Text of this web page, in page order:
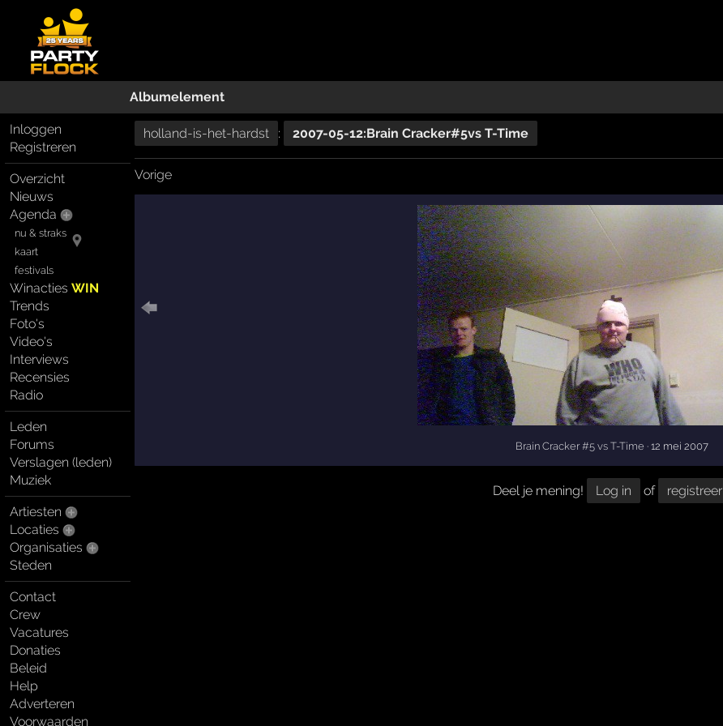
Albumelement
Inloggen
Registreren
Overzicht
Nieuws
Agenda
nu & straks
kaart
festivals
WinactiesWIN
Trends
Foto's
Video's
Interviews
Recensies
Radio
Leden
Forums
Verslagen (leden)
Muziek
Artiesten
Locaties
Organisaties
Steden
Contact
Crew
Vacatures
Donaties
Beleid
Help
Adverteren
Voorwaarden
holland-is-het-hardst : 2007-05-12:Brain Cracker#5vs T-Time
Vorige
Brain Cracker #5 vs T-Time · 12 mei 2007
Deel je mening! Log in of registreer